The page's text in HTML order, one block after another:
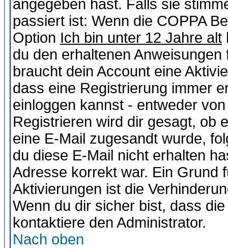
angegeben hast. Falls sie
passiert ist: Wenn die COPPA
Option Ich bin unter 12 Jahre alt
du den erhaltenen
braucht dein Account eine
dass eine Registrierung immer
einloggen kannst - entweder
Registrieren wird dir gesagt, ob
eine E-Mail zugesandt wurde,
du diese E-Mail nicht erhalten
Adresse korrekt war. Ein Grund
Aktivierungen ist die
Wenn du dir sicher bist, dass
kontaktiere den Administrator.
Nach oben